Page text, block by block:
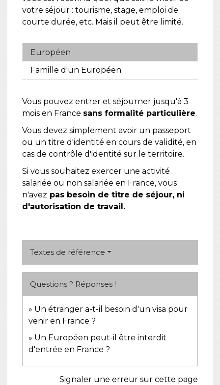
votre séjour : tourisme, stage, emploi de
courte durée, etc. Mais il peut être limité.
Européen
Famille d'un Européen
Vous pouvez entrer et séjourner jusqu'à 3
mois en France sans formalité particulière.
Vous devez simplement avoir un passeport
ou un titre d'identité en cours de validité, en
cas de contrôle d'identité sur le territoire.
Si vous souhaitez exercer une activité
salariée ou non salariée en France, vous
n'avez pas besoin de titre de séjour, ni
d'autorisation de travail.
Textes de référence
Questions ? Réponses !
Un étranger a-t-il besoin d'un visa pour
venir en France ?
Un Européen peut-il être interdit
d'entrée en France ?
Signaler une erreur sur cette page